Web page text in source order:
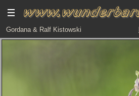
Gordana & Ralf Kistowski